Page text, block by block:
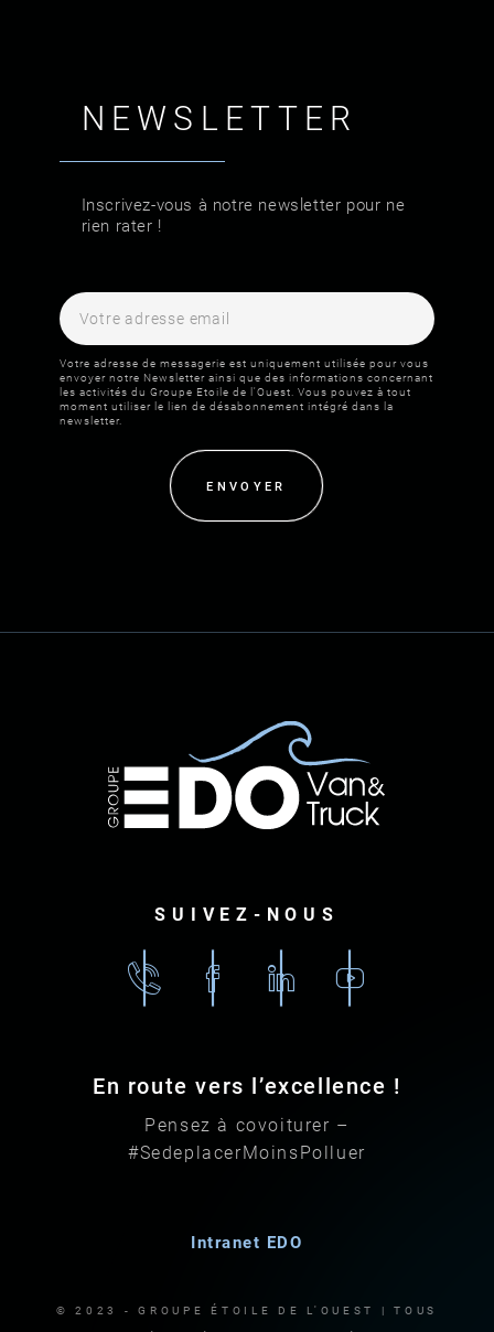
NEWSLETTER
Inscrivez-vous à notre newsletter pour ne
rien rater !
Votre adresse de messagerie est uniquement utilisée pour vous
envoyer notre Newsletter ainsi que des informations concernant
les activités du Groupe Etoile de l'Ouest. Vous pouvez à tout
moment utiliser le lien de désabonnement intégré dans la
newsletter.
ENVOYER
SUIVEZ-NOUS
02
87
FacebookLinkedinYoutube
En route vers l’excellence !
Pensez à covoiturer –
#SedeplacerMoinsPolluer
Intranet EDO
© 2023 - GROUPE ÉTOILE DE L'OUEST | TOUS